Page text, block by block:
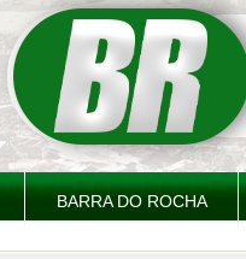
BARRA DO ROCHA